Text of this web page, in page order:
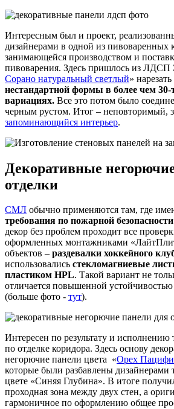
Интересным был и проект,
дизайнерами в одной из
занимающейся производством и
пивоварения. Здесь пришлось из
Сорано натуральный светлый» нарезать
нестандартной формы в более чем
вариациях. Все это потом было
черным рустом. Итог – неповторимый,
запоминающийся интерьер.
Декоративные
отделки
СМЛ обычно применяются там, где
требования по пожарной
декор без проблем проходит все
оформленных монтажниками
объектов – раздевалки хоккейного
использовались стекломагниевые
пластиком HPL. Такой вариант не
отличается повышенной
(больше фото - тут).
Интересен по результату и исполнению
по отделке коридора. Здесь основу
негорючие панели цвета «Орех
которые были разбавлены дизайнерами
цвете «Синяя Глубина». В итоге
проходная зона между двух стен, а
гармоничное по оформлению общее